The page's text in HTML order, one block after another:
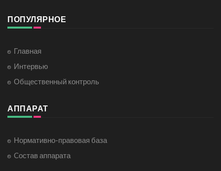
ПОПУЛЯРНОЕ
Главная
Интервью
Общественный контроль
АППАРАТ
Нормативно-правовая база
Cостав аппарата